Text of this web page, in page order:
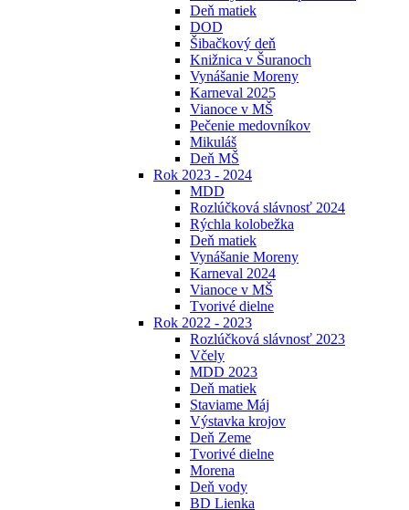
Deň matiek
DOD
Šibačkový deň
Knižnica v Šuranoch
Vynášanie Moreny
Karneval 2025
Vianoce v MŠ
Pečenie medovníkov
Mikuláš
Deň MŠ
Rok 2023 - 2024
MDD
Rozlúčková slávnosť 2024
Rýchla kolobežka
Deň matiek
Vynášanie Moreny
Karneval 2024
Vianoce v MŠ
Tvorivé dielne
Rok 2022 - 2023
Rozlúčková slávnosť 2023
Včely
MDD 2023
Deň matiek
Staviame Máj
Výstavka krojov
Deň Zeme
Tvorivé dielne
Morena
Deň vody
BD Lienka